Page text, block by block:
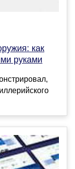
как
руками